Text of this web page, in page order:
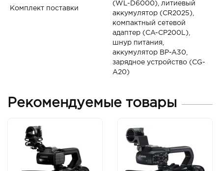
Комплект поставки
(WL-D6000), литиевый
аккумулятор (CR2025),
компактный сетевой
адаптер (CA-CP200L),
шнур питания,
аккумулятор BP-A30,
зарядное устройство (CG-
A20)
Рекомендуемые товары